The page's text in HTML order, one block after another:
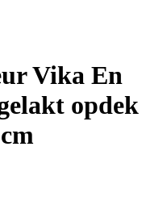
Vika En
opdek